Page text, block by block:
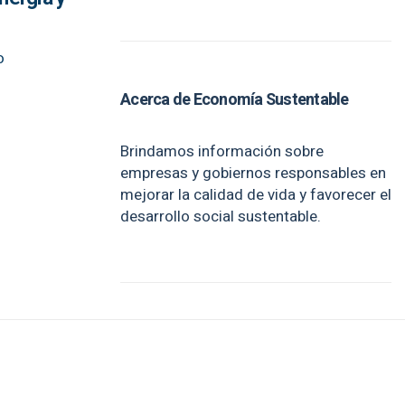
Acerca de Economía Sustentable
Brindamos información sobre
empresas y gobiernos responsables en
mejorar la calidad de vida y favorecer el
desarrollo social sustentable.